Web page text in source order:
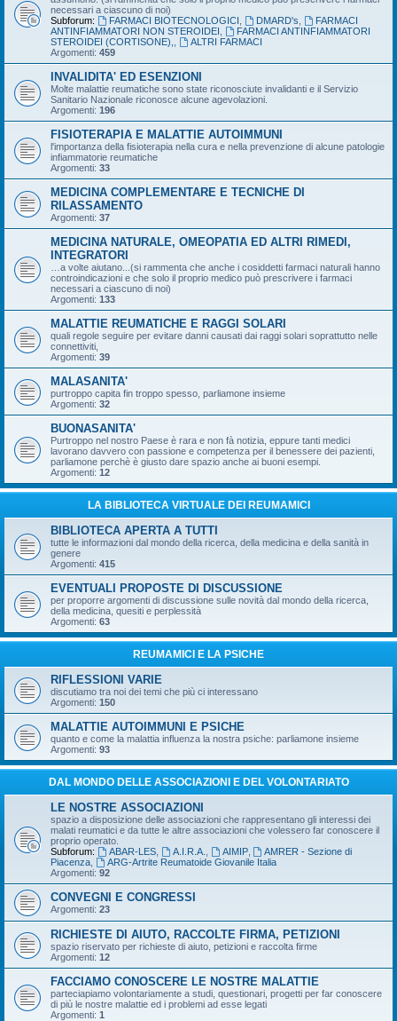
necessari a ciascuno di noi)
Subforum:
FARMACI BIOTECNOLOGICI DMARD's
FARMACI
ANTINFIAMMATORI NON STEROIDEI
FARMACI ANTINFIAMMATORI
STEROIDEI (CORTISONE),
ALTRI FARMACI
Argomenti: 459
INVALIDITA' ED ESENZIONI
Molte malattie reumatiche sono state riconosciute invalidanti e il Servizio
Sanitario Nazionale riconosce alcune agevolazioni.
Argomenti: 196
FISIOTERAPIA E MALATTIE AUTOIMMUNI
l'importanza della fisioterapia nella cura e nella prevenzione di alcune patologie
infiammatorie reumatiche
Argomenti: 33
MEDICINA COMPLEMENTARE E TECNICHE DI
RILASSAMENTO
Argomenti: 37
MEDICINA NATURALE, OMEOPATIA ED ALTRI RIMEDI,
INTEGRATORI
…a volte aiutano...(si rammenta che anche i cosiddetti farmaci naturali hanno
controindicazioni e che solo il proprio medico può prescrivere i farmaci
necessari a ciascuno di noi)
Argomenti: 133
MALATTIE REUMATICHE E RAGGI SOLARI
quali regole seguire per evitare danni causati dai raggi solari soprattutto nelle
connettiviti,
Argomenti: 39
MALASANITA'
purtroppo capita fin troppo spesso, parliamone insieme
Argomenti: 32
BUONASANITA'
Purtroppo nel nostro Paese è rara e non fà notizia, eppure tanti medici
lavorano davvero con passione e competenza per il benessere dei pazienti,
parliamone perchè è giusto dare spazio anche ai buoni esempi.
Argomenti: 12
LA BIBLIOTECA VIRTUALE DEI REUMAMICI
BIBLIOTECA APERTA A TUTTI
tutte le informazioni dal mondo della ricerca, della medicina e della sanità in
genere
Argomenti: 415
EVENTUALI PROPOSTE DI DISCUSSIONE
per proporre argomenti di discussione sulle novità dal mondo della ricerca,
della medicina, quesiti e perplessità
Argomenti: 63
REUMAMICI E LA PSICHE
RIFLESSIONI VARIE
discutiamo tra noi dei temi che più ci interessano
Argomenti: 150
MALATTIE AUTOIMMUNI E PSICHE
quanto e come la malattia influenza la nostra psiche: parliamone insieme
Argomenti: 93
DAL MONDO DELLE ASSOCIAZIONI E DEL VOLONTARIATO
LE NOSTRE ASSOCIAZIONI
spazio a disposizione delle associazioni che rappresentano gli interessi dei
malati reumatici e da tutte le altre associazioni che volessero far conoscere il
proprio operato.
Subforum:
ABAR-LES, A.I.R.A. AIMIP,
AMRER - Sezione di
Piacenza
ARG-Artrite Reumatoide Giovanile Italia
Argomenti: 92
CONVEGNI E CONGRESSI
Argomenti: 23
RICHIESTE DI AIUTO, RACCOLTE FIRMA, PETIZIONI
spazio riservato per richieste di aiuto, petizioni e raccolta firme
Argomenti: 12
FACCIAMO CONOSCERE LE NOSTRE MALATTIE
parteciapiamo volontariamente a studi, questionari, progetti per far conoscere
di più le nostre malattie ed i problemi ad esse legati
Argomenti: 1